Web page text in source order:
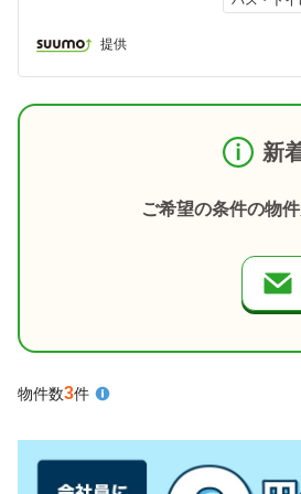
提供
新
ご希望の条件の物
物件数3件